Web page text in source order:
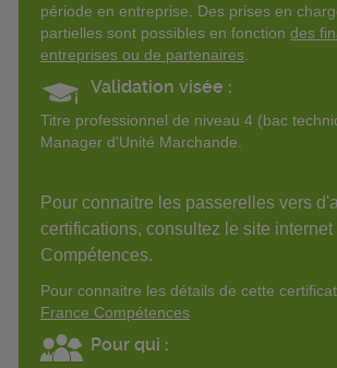
période en entreprise. Des prises en
partielles sont possibles en fonction des
entreprises ou de partenaires
Validation visée :
Titre professionnel de niveau 4 (bac
Manager d'Unité Marchande.
Pour connaitre les passerelles vers
certifications, consultez le site internet
Compétences.
Pour connaitre les détails de cette
France Compétences
Pour qui :